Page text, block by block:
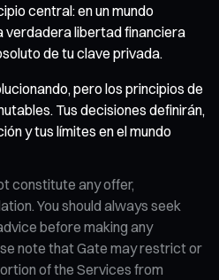
central: en un mundo
verdadera libertad financiera
de tu clave privada.
pero los principios de
Tus decisiones definirán,
y tus límites en el mundo
constitute any offer,
You should always seek
before making any
note that Gate may restrict or
of the Services from